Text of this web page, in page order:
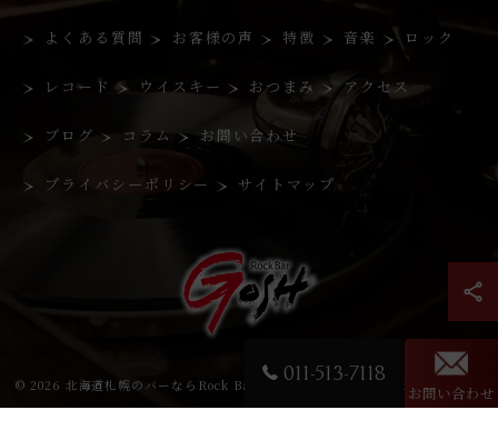
011-513-7118
お問い合わせ
よくある質問 お客様の声 特徴 音楽 ロック
レコード ウイスキー おつまみ アクセス
ブログ コラム お問い合わせ
プライバシーポリシー サイトマップ
© 2026 北海道札幌のバーならRock Bar GOSH ALL RIGHTS RESERVED.